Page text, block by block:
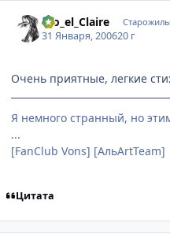
Dio_el_Claire Старожилы
31 Января, 200620 г
Очень приятные, легкие
Я немного странный, но
...
[FanClub Vons] [АльArtTeam]
Цитата